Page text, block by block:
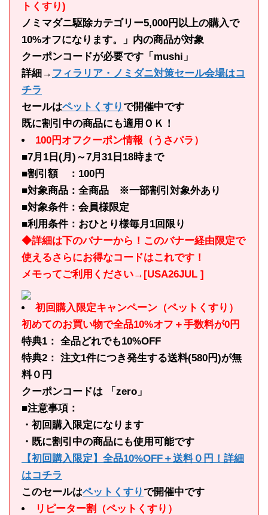
トくすり)
ノミマダニ駆除カテゴリー5,000円以上の購入で
10%オフになります。」内の商品が対象
クーポンコードが必要です「mushi」
詳細→ フィラリア・ノミダニ対策セール会場はコ
チラ
セールはペットくすりで開催中です
既に割引中の商品にも適用ＯＫ！
100円オフクーポン情報（うさパラ）
■7月1日(月)～7月31日18時まで
■割引額 ：100円
■対象商品：全商品 ※一部割引対象外あり
■対象条件：会員様限定
■利用条件：おひとり様毎月1回限り
◆詳細は下のバナーから！このバナー経由限定で
使えるさらにお得なコードはこれです！
メモってご利用ください→[USA26JUL ]
初回購入限定キャンペーン（ペットくすり）
初めてのお買い物で全品10%オフ＋手数料が0円
特典1： 全品どれでも10%OFF
特典2： 注文1件につき発生する送料(580円)が無
料０円
クーポンコードは 「zero」
■注意事項：
・初回購入限定になります
・既に割引中の商品にも使用可能です
【初回購入限定】全品10%OFF＋送料０円！詳細
はコチラ
このセールはペットくすりで開催中です
リピーター割（ペットくすり）